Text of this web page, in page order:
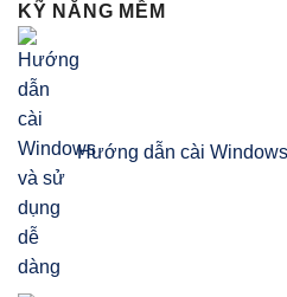
KỸ NĂNG MỀM
Hướng dẫn cài